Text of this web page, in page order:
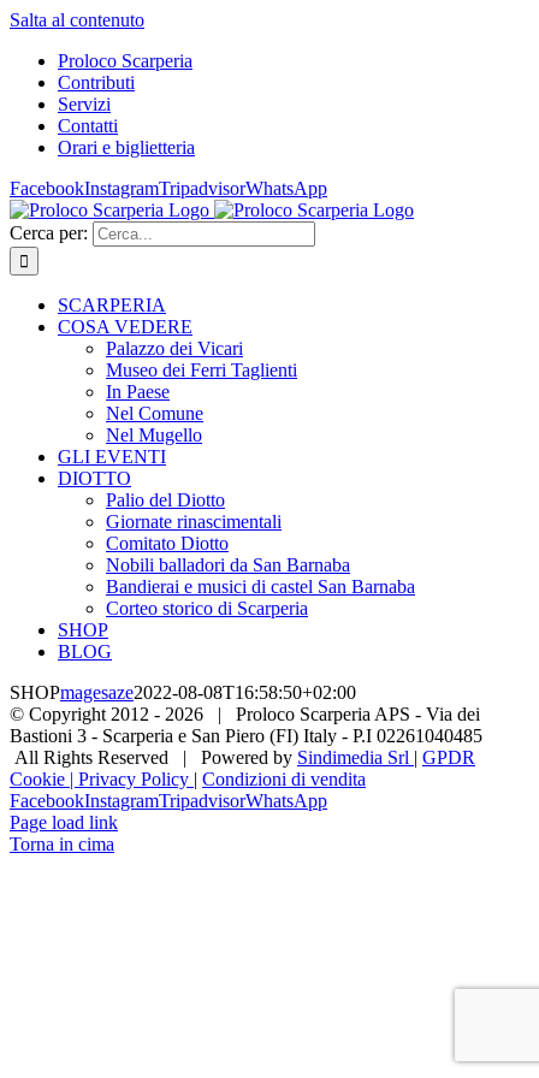
Salta al contenuto
Proloco Scarperia
Contributi
Servizi
Contatti
Orari e biglietteria
FacebookInstagramTripadvisorWhatsApp
Cerca per:
SCARPERIA
COSA VEDERE
Palazzo dei Vicari
Museo dei Ferri Taglienti
In Paese
Nel Comune
Nel Mugello
GLI EVENTI
DIOTTO
Palio del Diotto
Giornate rinascimentali
Comitato Diotto
Nobili balladori da San Barnaba
Bandierai e musici di castel San Barnaba
Corteo storico di Scarperia
SHOP
BLOG
SHOPmagesaze2022-08-08T16:58:50+02:00
© Copyright 2012 - 2026 | Proloco Scarperia APS - Via dei
Bastioni 3 - Scarperia e San Piero (FI) Italy - P.I 02261040485
All Rights Reserved | Powered by Sindimedia Srl | GPDR
Cookie | Privacy Policy | Condizioni di vendita
FacebookInstagramTripadvisorWhatsApp
Page load link
Torna in cima